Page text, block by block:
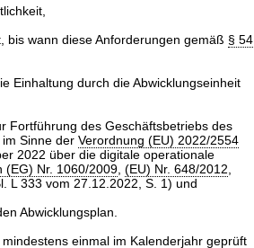
bis wann diese Anforderungen gemäß § 54
Einhaltung durch die Abwicklungseinheit
Fortführung des Geschäftsbetriebs des
Sinne der Verordnung (EU) 2022/2554
2022 über die digitale operationale
(EG) Nr. 1060/2009, (EU) Nr. 648/2012
L 333 vom 27.12.2022, S. 1) und
Abwicklungsplan.
einmal im Kalenderjahr geprüft